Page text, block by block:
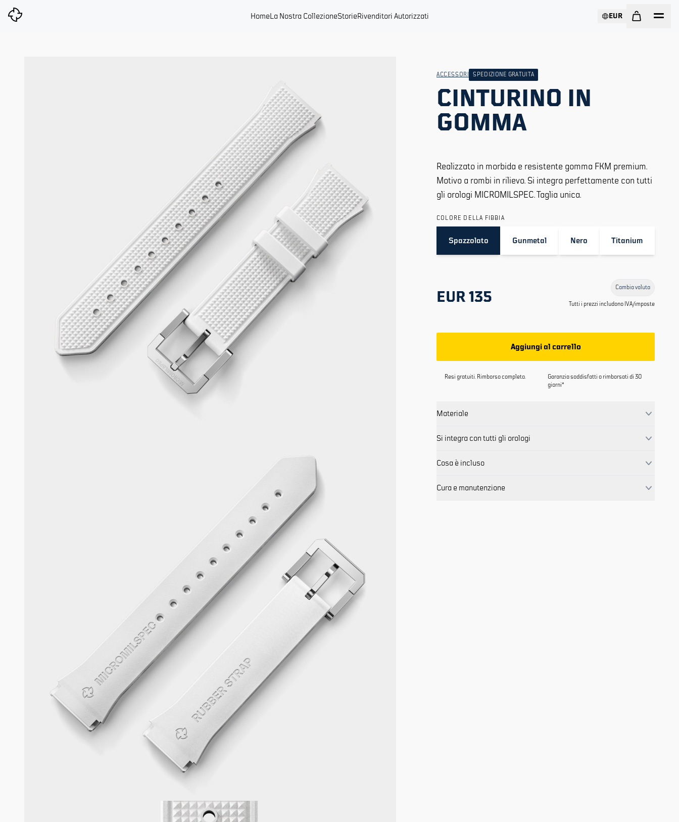
HomeLa Nostra CollezioneStorieRivenditori Autorizzati EUR
ACCESSORI SPEDIZIONE GRATUITA
CINTURINO IN
GOMMA
COLORE DELLA FIBBIA
Spazzolato Gunmetal Nero Titanium
Realizzato in morbida e resistente gomma FKM premium.
Motivo a rombi in rilievo. Si integra perfettamente con tutti
gli orologi MICROMILSPEC. Taglia unica.
EUR 135
Cambia valuta
Tutti i prezzi includono IVA/imposte
Aggiungi al carrello
Resi gratuiti. Rimborso completo.
Garanzia soddisfatti o rimborsati di 30
giorni*
Materiale
Si integra con tutti gli orologi
Cosa è incluso
Cura e manutenzione